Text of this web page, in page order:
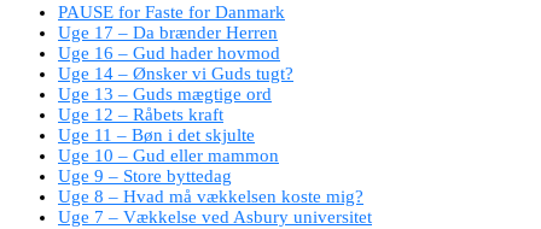
PAUSE for Faste for Danmark
Uge 17 – Da brænder Herren
Uge 16 – Gud hader hovmod
Uge 14 – Ønsker vi Guds tugt?
Uge 13 – Guds mægtige ord
Uge 12 – Råbets kraft
Uge 11 – Bøn i det skjulte
Uge 10 – Gud eller mammon
Uge 9 – Store byttedag
Uge 8 – Hvad må vækkelsen koste mig?
Uge 7 – Vækkelse ved Asbury universitet